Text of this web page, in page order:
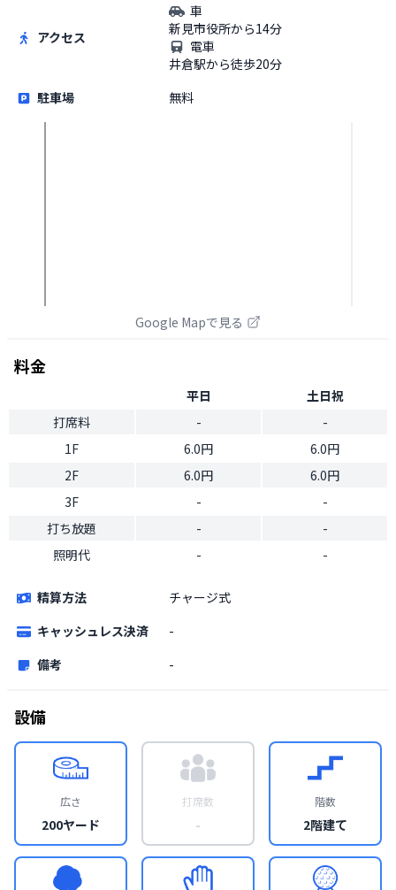
アクセス
車
新見市役所から14分
電車
井倉駅から徒歩20分
駐車場
無料
Google Mapで見る
料金
平日
土日祝
打席料
-
-
1F
6.0円
6.0円
2F
6.0円
6.0円
3F
-
-
打ち放題
-
-
照明代
- -
精算方法
チャージ式
キャッシュレス決済
-
備考
-
設備
広さ
200ヤード
打席数
-
階数
2階建て